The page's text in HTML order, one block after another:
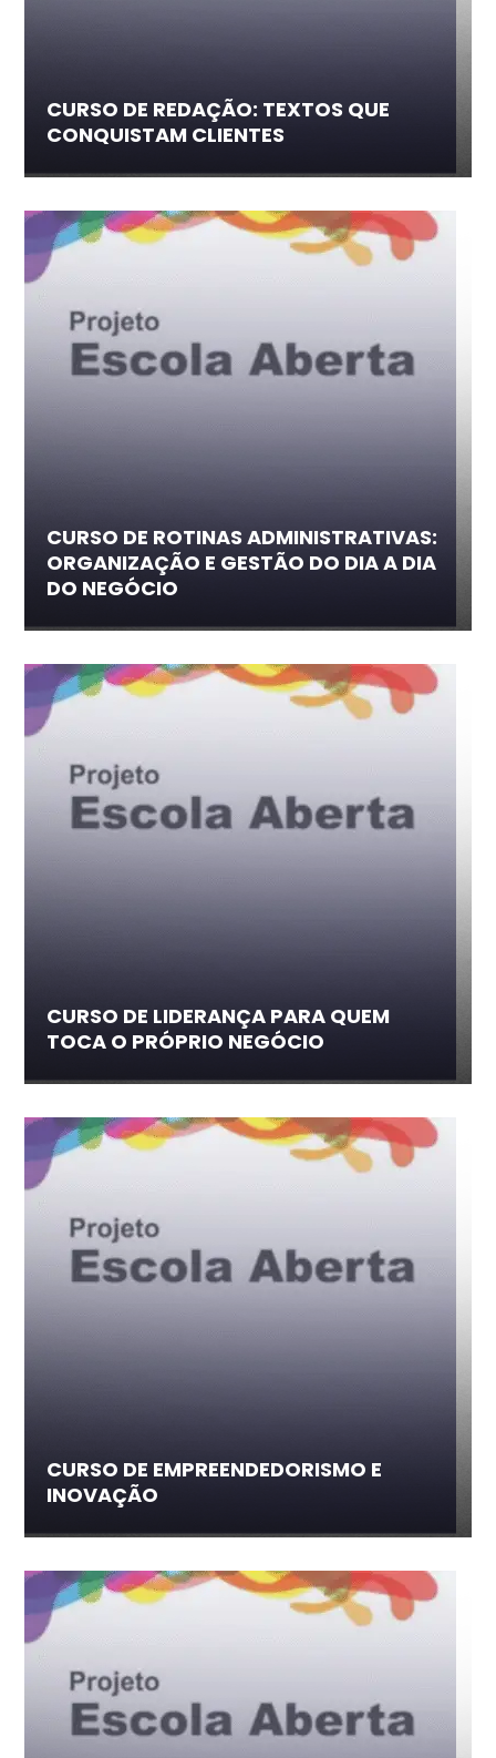
CURSO DE REDAÇÃO: TEXTOS QUE
CONQUISTAM CLIENTES
CURSO DE ROTINAS ADMINISTRATIVAS:
ORGANIZAÇÃO E GESTÃO DO DIA A DIA
DO NEGÓCIO
CURSO DE LIDERANÇA PARA QUEM
TOCA O PRÓPRIO NEGÓCIO
CURSO DE EMPREENDEDORISMO E
INOVAÇÃO